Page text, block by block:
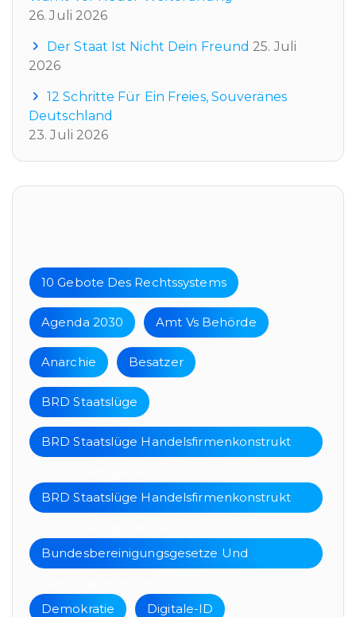
26. Juli 2026
Der Staat Ist Nicht Dein Freund 25. Juli
2026
12 Schritte Für Ein Freies, Souveränes
Deutschland
23. Juli 2026
10 Gebote Des Rechtssystems
Agenda 2030 Amt Vs Behörde
Anarchie Besatzer
BRD Staatslüge
BRD Staatslüge Handelsfirmenkonstrukt
BRD Staatslüge Handelsfirmenkonstrukt
Bundesbereinigungsgesetze Und
Demokratie
Digitale-ID